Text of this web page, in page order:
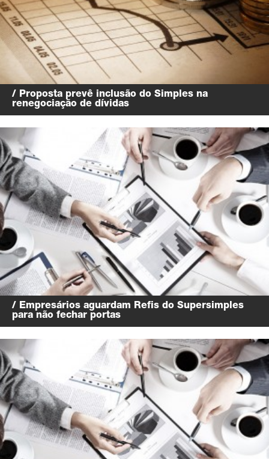
/ Proposta prevê inclusão do Simples na
renegociação de dívidas
/ Empresários aguardam Refis do Supersimples
para não fechar portas